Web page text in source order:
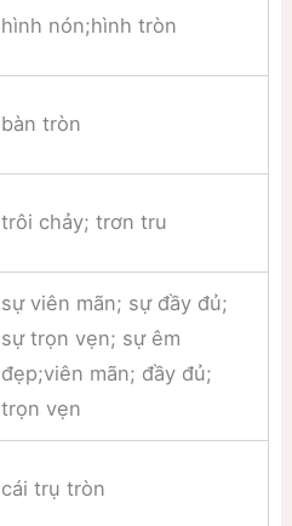
hình nón;hình tròn
bàn tròn
trôi chảy; trơn tru
sự viên mãn; sự đầy đủ;
sự trọn vẹn; sự êm
đẹp;viên mãn; đầy đủ;
trọn vẹn
cái trụ tròn